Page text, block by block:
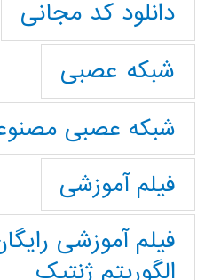
دانلود کد مجانی
شبکه عصبی
شبکه عصبی
فیلم آموزشی
فیلم آموزشی
الگوریتم ژنتیک